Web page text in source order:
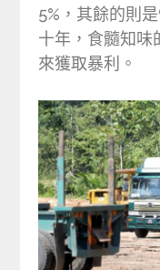
5%，其餘的則
十年，食髓知味
來獲取暴利。